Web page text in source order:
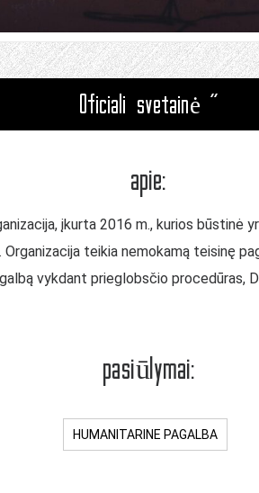
Oficiali svetainė "
apie:
įkurta 2016 m., kurios būstinė
Organizacija teikia nemokamą teisinę
vykdant prieglobsčio procedūras,
pasiūlymai:
HUMANITARINE PAGALBA